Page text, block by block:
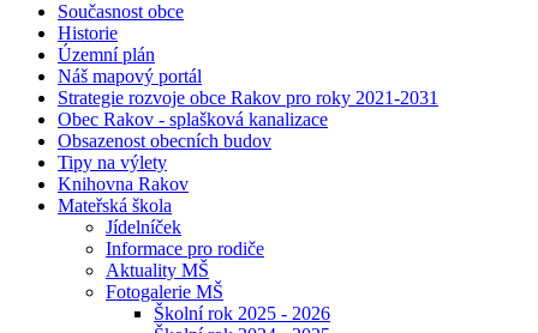
Současnost obce
Historie
Územní plán
Náš mapový portál
Strategie rozvoje obce Rakov pro roky 2021-2031
Obec Rakov - splašková kanalizace
Obsazenost obecních budov
Tipy na výlety
Knihovna Rakov
Mateřská škola
Jídelníček
Informace pro rodiče
Aktuality MŠ
Fotogalerie MŠ
Školní rok 2025 - 2026